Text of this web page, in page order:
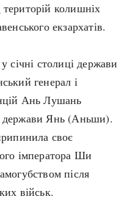
територій колишніх
екзархатів.
січні столиці держави
генерал і
Ань Лушань
держави Янь (Аньши).
своє
імператора Ши
після
військ.